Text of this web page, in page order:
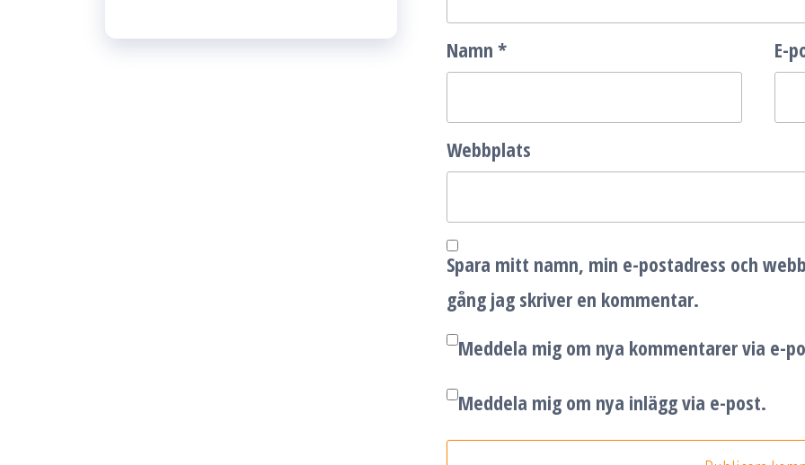
Namn * E-
Webbplats
Spara mitt namn, min e-postadress och
gång jag skriver en kommentar.
Meddela mig om nya kommentarer via e-
Meddela mig om nya inlägg via e-post.